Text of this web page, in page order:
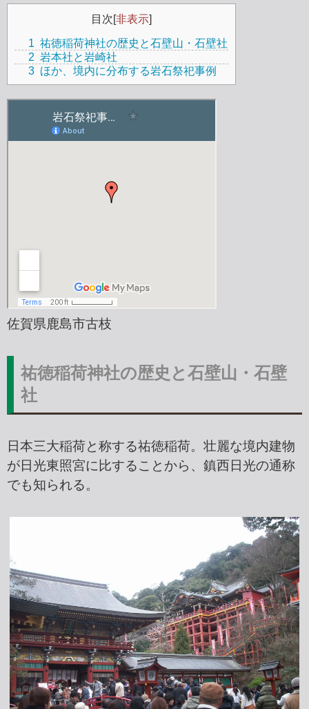
目次[非表示]
1 祐徳稲荷神社の歴史と石壁山・石壁社
2 岩本社と岩崎社
3 ほか、境内に分布する岩石祭祀事例
佐賀県鹿島市古枝
祐徳稲荷神社の歴史と石壁山・石壁
社
日本三大稲荷と称する祐徳稲荷。壮麗な境内建物
が日光東照宮に比することから、鎮西日光の通称
でも知られる。